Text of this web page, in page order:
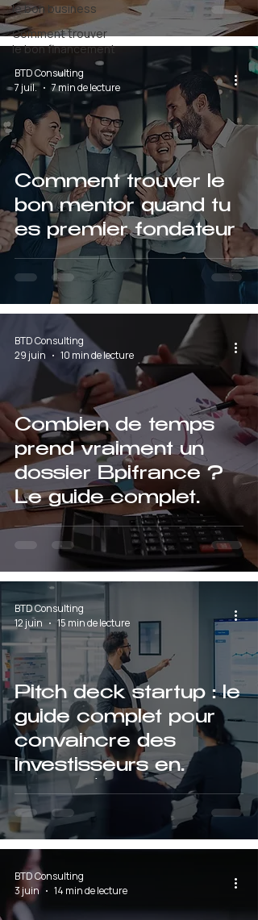
le bon business
Comment trouver
le bon financement
Comment trouver le
bon mentor quand tu
es premier fondateur
BTD Consulting
7 juil.
7 min de lecture
Combien de temps
prend vraiment un
dossier Bpifrance ?
Le guide complet
pour ne pas être pris
de court
BTD Consulting
29 juin
10 min de lecture
Pitch deck startup : le
guide complet pour
convaincre des
investisseurs en
2026 (avec les
erreurs à éviter)
BTD Consulting
12 juin
15 min de lecture
BTD Consulting
3 juin
14 min de lecture